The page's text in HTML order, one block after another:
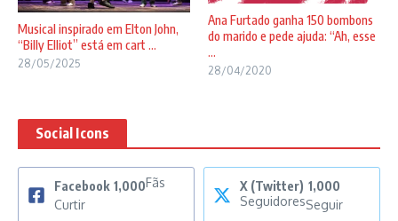
Musical inspirado em Elton John,
“Billy Elliot” está em cart ...
28/05/2025
Ana Furtado ganha 150 bombons
do marido e pede ajuda: “Ah, esse
...
28/04/2020
Social Icons
Facebook 1,000Fãs
Curtir
X (Twitter) 1,000
SeguidoresSeguir